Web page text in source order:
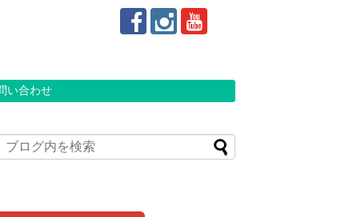
い合わせ